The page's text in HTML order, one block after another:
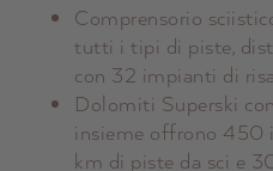
Comprensorio
tutti i tipi di piste,
con 32 impianti di
Dolomiti Superski
insieme offrono 450
km di piste da sci e